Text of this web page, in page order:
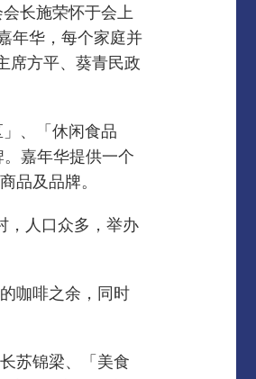
长施荣怀于会上
年华，每个家庭并
席方平、葵青民政
、「休闲食品
嘉年华提供一个
品及品牌。
，人口众多，举办
咖啡之余，同时
苏锦梁、「美食